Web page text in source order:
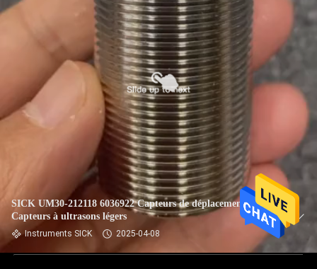
SICK UM30-212118 6036922 Capteurs de déplacement
Capteurs à ultrasons légers
Instruments SICK 2025-04-08